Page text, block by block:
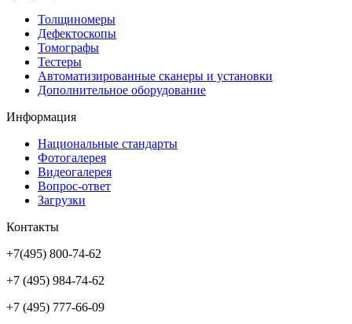
Толщиномеры
Дефектоскопы
Томографы
Тестеры
Автоматизированные сканеры и установки
Дополнительное оборудование
Информация
Национальные стандарты
Фотогалерея
Видеогалерея
Вопрос-ответ
Загрузки
Контакты
+7(495) 800-74-62
+7 (495) 984-74-62
+7 (495) 777-66-09